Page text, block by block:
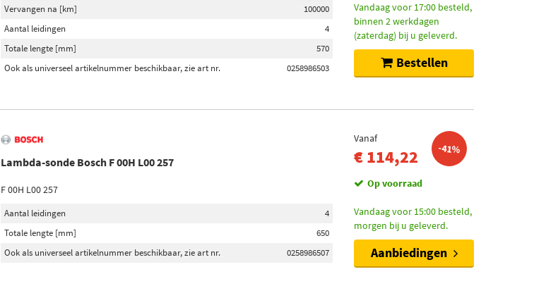
Vervangen na [km]
100000
Aantal leidingen
4
Totale lengte [mm]
570
Ook als universeel artikelnummer beschikbaar, zie art nr.
0258986503
Vandaag voor 17:00 besteld,
binnen 2 werkdagen
(zaterdag) bij u geleverd.
Bestellen
Lambda-sonde Bosch F 00H L00 257
F 00H L00 257
Aantal leidingen
4
Totale lengte [mm]
650
Ook als universeel artikelnummer beschikbaar, zie art nr.
0258986507
Vanaf
€ 114,22 -41%
Op voorraad
Vandaag voor 15:00 besteld,
morgen bij u geleverd.
Aanbiedingen